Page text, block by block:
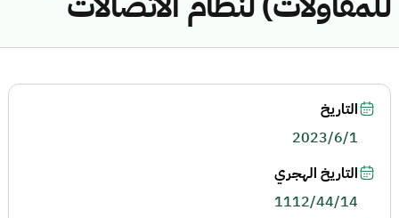
التاريخ
2023/6/1
التاريخ الهجري
1112/44/14